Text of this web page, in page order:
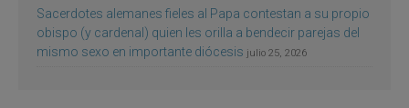
Sacerdotes alemanes fieles al Papa contestan a su propio
obispo (y cardenal) quien les orilla a bendecir parejas del
mismo sexo en importante diócesis julio 25, 2026